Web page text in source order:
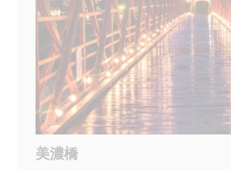
美濃橋